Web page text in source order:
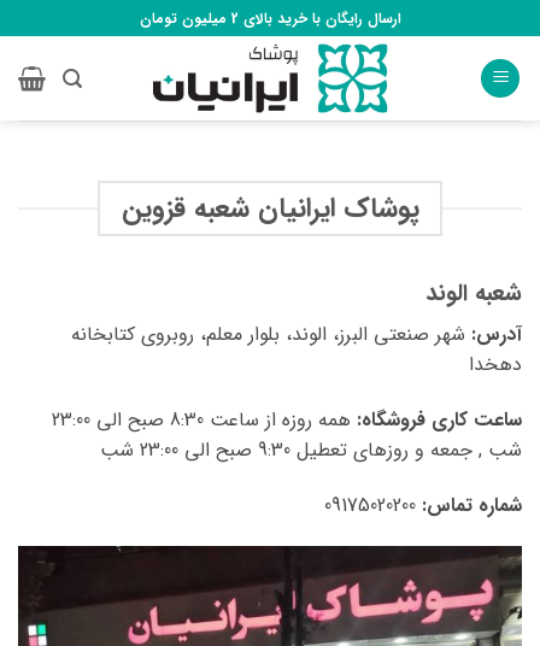
to
content
ارسال رایگان با خرید بالای 2 میلیون تومان
پوشاک ایرانیان شعبه قزوین
شعبه الوند
آدرس: شهر صنعتی البرز، الوند، بلوار معلم، روبروی کتابخانه
دهخدا
ساعت کاری فروشگاه:
همه روزه از ساعت 8:30 صبح الی 23:00
شب , جمعه و روزهای تعطیل 9:30 صبح الی 23:00 شب
شماره تماس: